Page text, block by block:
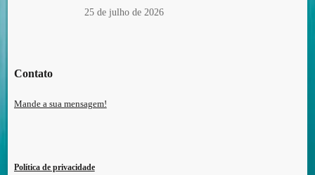
25 de julho de 2026
Contato
Mande a sua mensagem!
Política de privacidade